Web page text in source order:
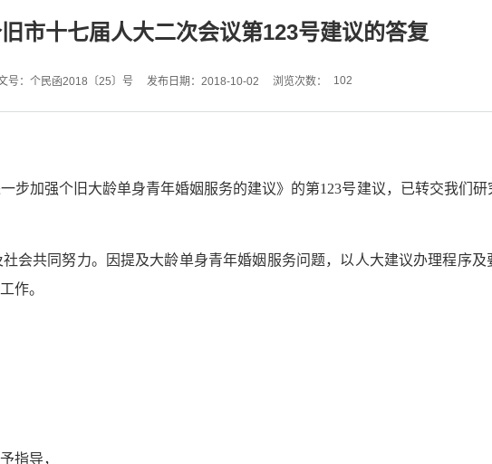
市十七届人大二次会议第123号建议的答复
号：个民函2018〔25〕号 发布日期：2018-10-02 浏览次数： 102
加强个旧大龄单身青年婚姻服务的建议》的第123号建议，已转交我们研
共同努力。因提及大龄单身青年婚姻服务问题，以人大建议办理程序及
作。
指导，